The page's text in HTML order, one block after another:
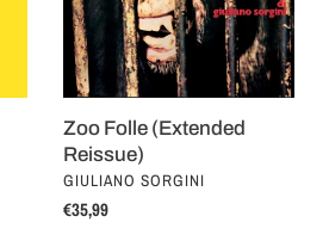
Zoo Folle (Extended
Reissue)
VENDOR
GIULIANO SORGINI
Regular
€35,99